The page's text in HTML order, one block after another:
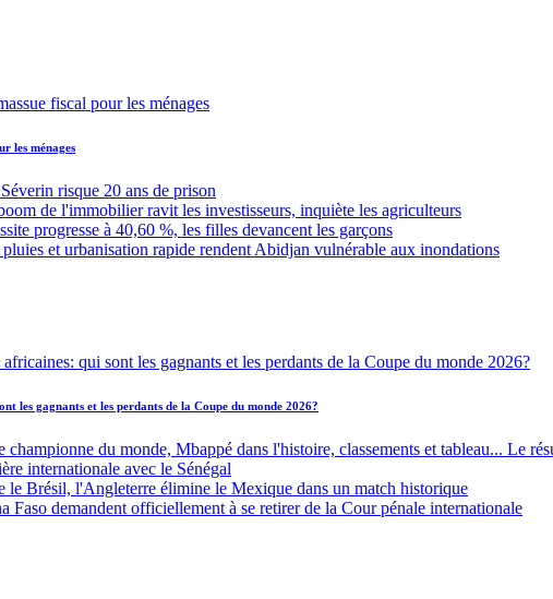
les ménages
risque 20 ans de prison
de l'immobilier ravit les investisseurs, inquiète les agriculteurs
progresse à 40,60 %, les filles devancent les garçons
et urbanisation rapide rendent Abidjan vulnérable aux inondations
les gagnants et les perdants de la Coupe du monde 2026?
du monde, Mbappé dans l'histoire, classements et tableau... Le
internationale avec le Sénégal
le Brésil, l'Angleterre élimine le Mexique dans un match historique
demandent officiellement à se retirer de la Cour pénale internationale